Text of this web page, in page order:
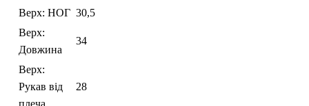
Верх: НОГ 30,5
Верх:
Довжина
34
Верх:
Рукав від
28